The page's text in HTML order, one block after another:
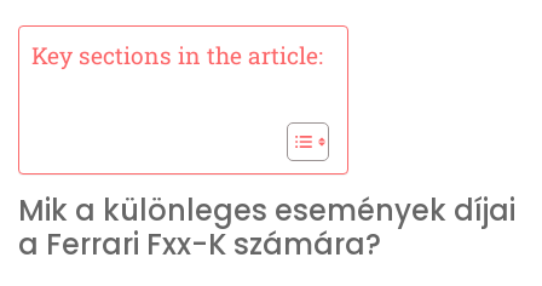
Key sections in the article:
Mik a különleges események díjai
a Ferrari Fxx-K számára?